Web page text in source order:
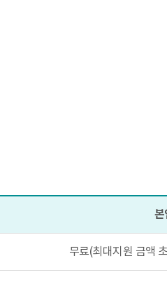
본
무료(최대지원 금액